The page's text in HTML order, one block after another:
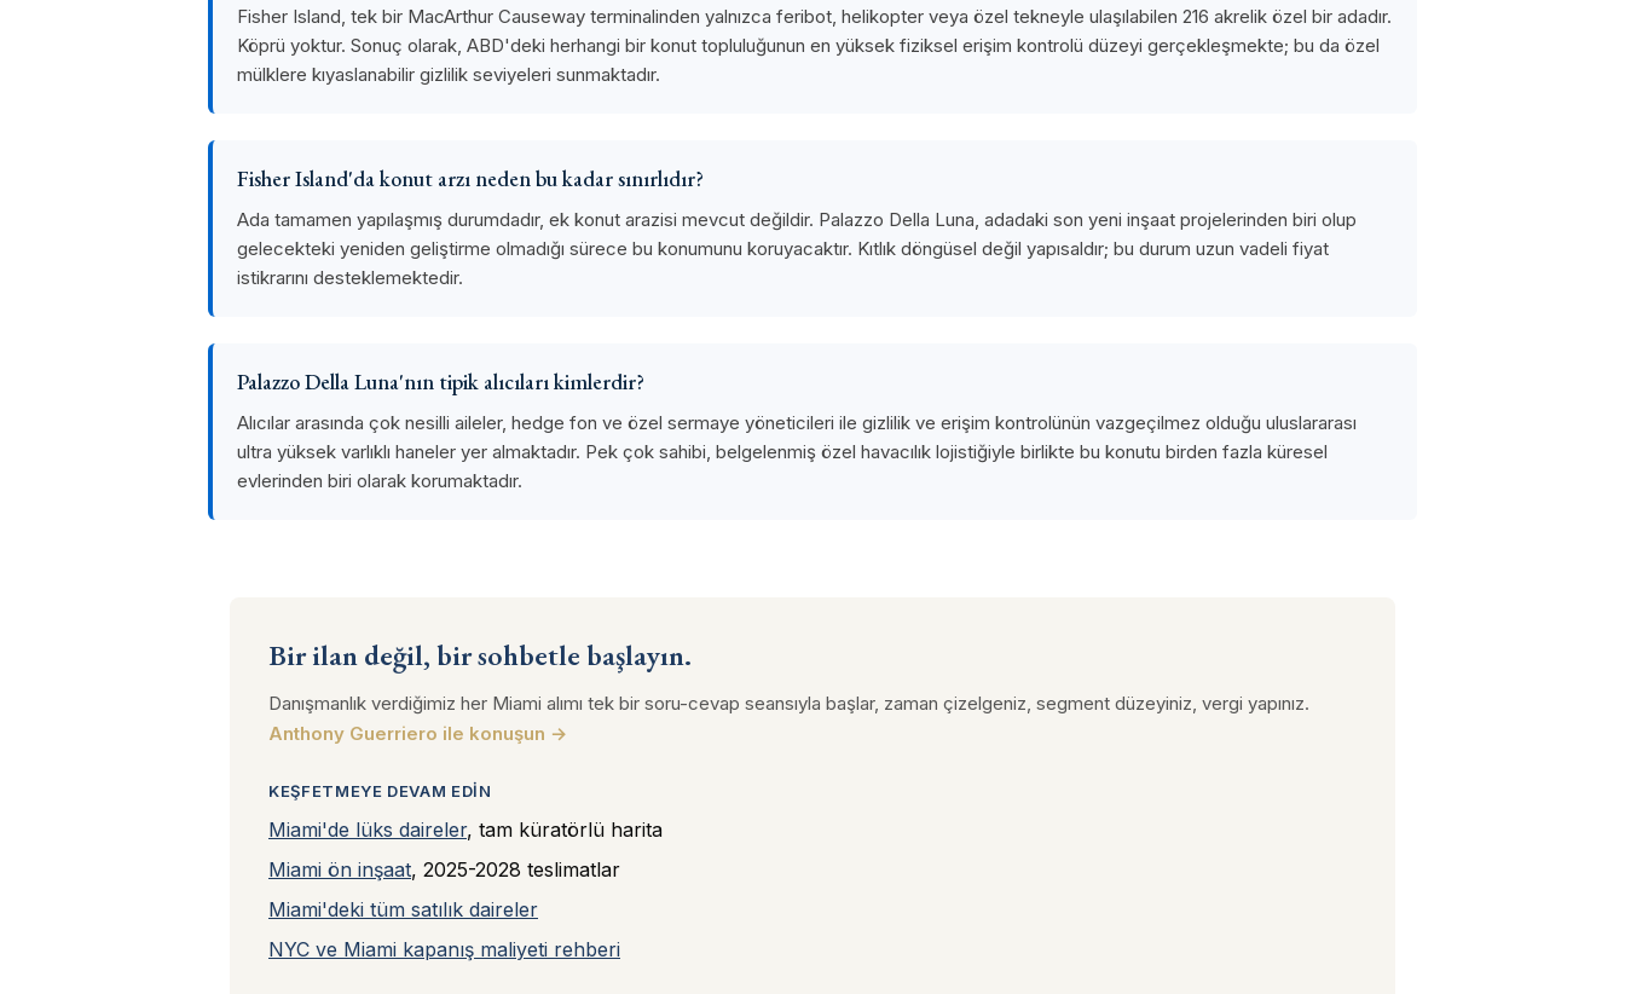
Fisher Island, tek bir MacArthur Causeway terminalinden yalnızca feribot, helikopter veya özel tekneyle ulaşılabilen 216 akrelik özel bir adadır.
Köprü yoktur. Sonuç olarak, ABD'deki herhangi bir konut topluluğunun en yüksek fiziksel erişim kontrolü düzeyi gerçekleşmekte; bu da özel
mülklere kıyaslanabilir gizlilik seviyeleri sunmaktadır.
Fisher Island'da konut arzı neden bu kadar sınırlıdır?
Ada tamamen yapılaşmış durumdadır, ek konut arazisi mevcut değildir. Palazzo Della Luna, adadaki son yeni inşaat projelerinden biri olup
gelecekteki yeniden geliştirme olmadığı sürece bu konumunu koruyacaktır. Kıtlık döngüsel değil yapısaldır; bu durum uzun vadeli fiyat
istikrarını desteklemektedir.
Palazzo Della Luna'nın tipik alıcıları kimlerdir?
Alıcılar arasında çok nesilli aileler, hedge fon ve özel sermaye yöneticileri ile gizlilik ve erişim kontrolünün vazgeçilmez olduğu uluslararası
ultra yüksek varlıklı haneler yer almaktadır. Pek çok sahibi, belgelenmiş özel havacılık lojistiğiyle birlikte bu konutu birden fazla küresel
evlerinden biri olarak korumaktadır.
Bir ilan değil, bir sohbetle başlayın.
Danışmanlık verdiğimiz her Miami alımı tek bir soru-cevap seansıyla başlar, zaman çizelgeniz, segment düzeyiniz, vergi yapınız.
Anthony Guerriero ile konuşun →
KEŞFETMEYE DEVAM EDIN
Miami'de lüks daireler, tam küratörlü harita
Miami ön inşaat, 2025-2028 teslimatlar
Miami'deki tüm satılık daireler
NYC ve Miami kapanış maliyeti rehberi